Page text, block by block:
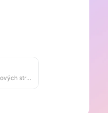
Efektivní nástroj pro extrakci obsahu videa z webových stránek, který dokáže rychle procházet webové stránky a uspořádat informace o videích do strukturované tabulky Markdown.